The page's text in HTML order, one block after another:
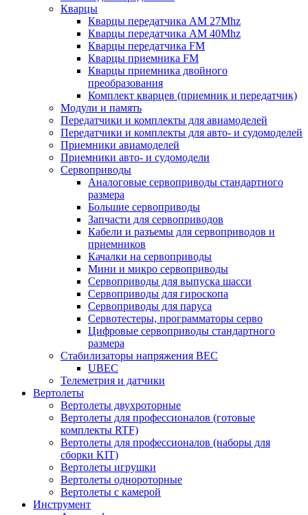
Кварцы
Кварцы передатчика AM 27Mhz
Кварцы передатчика AM 40Mhz
Кварцы передатчика FM
Кварцы приемника FM
Кварцы приемника двойного
преобразования
Комплект кварцев (приемник и передатчик)
Модули и память
Передатчики и комплекты для авиамоделей
Передатчики и комплекты для авто- и судомоделей
Приемники авиамоделей
Приемники авто- и судомодели
Сервоприводы
Аналоговые сервоприводы стандартного
размера
Большие сервоприводы
Запчасти для сервоприводов
Кабели и разъемы для сервоприводов и
приемников
Качалки на сервоприводы
Мини и микро сервоприводы
Сервоприводы для выпуска шасси
Сервоприводы для гироскопа
Сервоприводы для паруса
Сервотестеры, программаторы серво
Цифровые сервоприводы стандартного
размера
Стабилизаторы напряжения BEC
UBEC
Телеметрия и датчики
Вертолеты
Вертолеты двухроторные
Вертолеты для профессионалов (готовые
комплекты RTF)
Вертолеты для профессионалов (наборы для
сборки KIT)
Вертолеты игрушки
Вертолеты однороторные
Вертолеты с камерой
Инструмент